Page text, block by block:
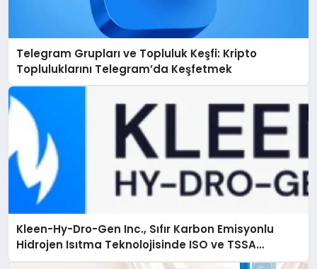
Telegram Grupları ve Topluluk Keşfi: Kripto
Topluluklarını Telegram’da Keşfetmek
Kleen-Hy-Dro-Gen Inc., Sıfır Karbon Emisyonlu
Hidrojen Isıtma Teknolojisinde ISO ve TSSA
Düzenleyici Onaylarını Aldı